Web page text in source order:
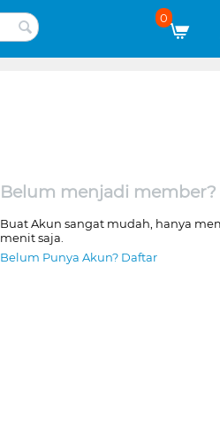
0
Belum menjadi member?
Buat Akun sangat mudah, hanya
menit saja.
Belum Punya Akun? Daftar